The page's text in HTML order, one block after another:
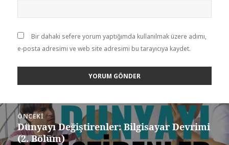
Bir dahaki sefere yorum yaptığımda kullanılmak üzere adımı,
e-posta adresimi ve web site adresimi bu tarayıcıya kaydet.
Yazı
dolaşımı
ÖNCEKI
Önceki
yazı:
Dünyayı Değiştirenler: Bilgisayar Devrimi
(2. Bölüm)